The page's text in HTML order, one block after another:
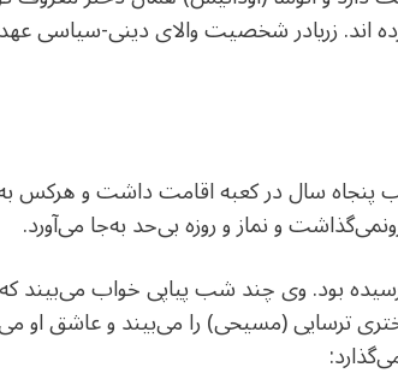
اند. زریادر شخصیت والای دینی-سیاسی
سال در کعبه اقامت داشت و هرکس
و نماز و روزه بی‌حد به‌جا می‌آورد.
بود. وی چند شب پیاپی خواب می‌بیند
ترسایی (مسیحی) را می‌بیند و عاشق